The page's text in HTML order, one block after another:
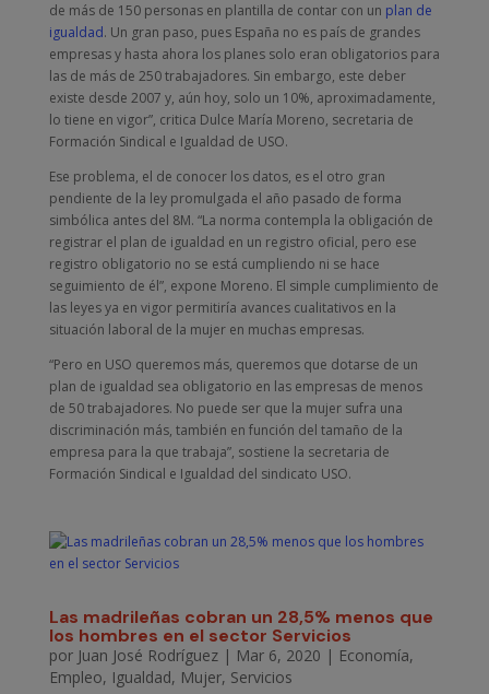
de más de 150 personas en plantilla de contar con un plan de
igualdad. Un gran paso, pues España no es país de grandes
empresas y hasta ahora los planes solo eran obligatorios para
las de más de 250 trabajadores. Sin embargo, este deber
existe desde 2007 y, aún hoy, solo un 10%, aproximadamente,
lo tiene en vigor”, critica Dulce María Moreno, secretaria de
Formación Sindical e Igualdad de USO.
Ese problema, el de conocer los datos, es el otro gran
pendiente de la ley promulgada el año pasado de forma
simbólica antes del 8M. “La norma contempla la obligación de
registrar el plan de igualdad en un registro oficial, pero ese
registro obligatorio no se está cumpliendo ni se hace
seguimiento de él”, expone Moreno. El simple cumplimiento de
las leyes ya en vigor permitiría avances cualitativos en la
situación laboral de la mujer en muchas empresas.
“Pero en USO queremos más, queremos que dotarse de un
plan de igualdad sea obligatorio en las empresas de menos
de 50 trabajadores. No puede ser que la mujer sufra una
discriminación más, también en función del tamaño de la
empresa para la que trabaja”, sostiene la secretaria de
Formación Sindical e Igualdad del sindicato USO.
Las madrileñas cobran un 28,5% menos que
los hombres en el sector Servicios
por Juan José Rodríguez| Mar 6, 2020 | Economía,
Empleo, Igualdad, Mujer, Servicios